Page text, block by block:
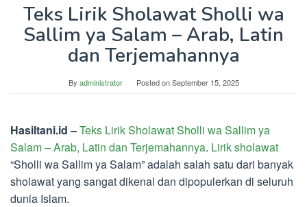
Teks Lirik Sholawat Sholli wa
Sallim ya Salam – Arab, Latin
dan Terjemahannya
By administrator Posted onSeptember 15, 2025
Hasiltani.id –Teks Lirik Sholawat Sholli wa Sallim ya
Salam – Arab, Latin dan Terjemahannya. Lirik sholawat
“Sholli wa Sallim ya Salam” adalah salah satu dari banyak
sholawat yang sangat dikenal dan dipopulerkan di seluruh
dunia Islam.